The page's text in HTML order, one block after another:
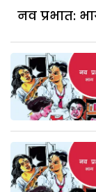
नव प्रभात: